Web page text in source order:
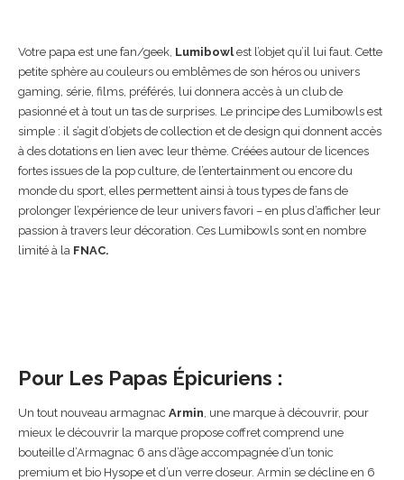
Votre papa est une fan/geek, Lumibowlest l’objet qu’il lui faut. Cette
petite sphère au couleurs ou emblêmes de son héros ou univers
gaming, série, films, préférés, lui donnera accès à un club de
pasionné et à tout un tas de surprises. Le principe des Lumibowls est
simple : il s’agit d’objets de collection et de design qui donnent accès
à des dotations en lien avec leur thème. Créées autour de licences
fortes issues de la pop culture, de l’entertainment ou encore du
monde du sport, elles permettent ainsi à tous types de fans de
prolonger l’expérience de leur univers favori – en plus d’afficher leur
passion à travers leur décoration. Ces Lumibowls sont en nombre
limité à la FNAC.
Pour Les Papas Épicuriens :
Un tout nouveau armagnac Armin , une marque à découvrir, pour
mieux le découvrir la marque propose coffret comprend une
bouteille d’Armagnac 6 ans d’âge accompagnée d’un tonic
premium et bio Hysope et d’un verre doseur. Armin se décline en 6